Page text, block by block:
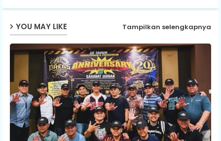
YOU MAY LIKE Tampilkan selengkapnya